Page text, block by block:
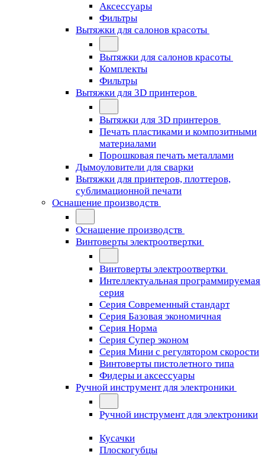
Аксессуары
Фильтры
Вытяжки для салонов красоты
Вытяжки для салонов красоты
Комплекты
Фильтры
Вытяжки для 3D принтеров
Вытяжки для 3D принтеров
Печать пластиками и композитными
материалами
Порошковая печать металлами
Дымоуловители для сварки
Вытяжки для принтеров, плоттеров,
сублимационной печати
Оснащение производств
Оснащение производств
Винтоверты электроотвертки
Винтоверты электроотвертки
Интеллектуальная программируемая
серия
Серия Современный стандарт
Серия Базовая экономичная
Серия Норма
Серия Cупер эконом
Серия Мини с регулятором скорости
Винтоверты пистолетного типа
Фидеры и аксессуары
Ручной инструмент для электроники
Ручной инструмент для электроники
Кусачки
Плоскогубцы